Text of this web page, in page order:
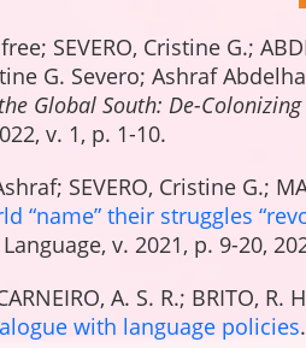
SEVERO, Cristine G.;
G. Severo; Ashraf
Global South: De-
v. 1, p. 1-10.
SEVERO, Cristine G.;
“name” their struggles
v. 2021, p. 9-20,
A. S. R.; BRITO, R.
with language policies.